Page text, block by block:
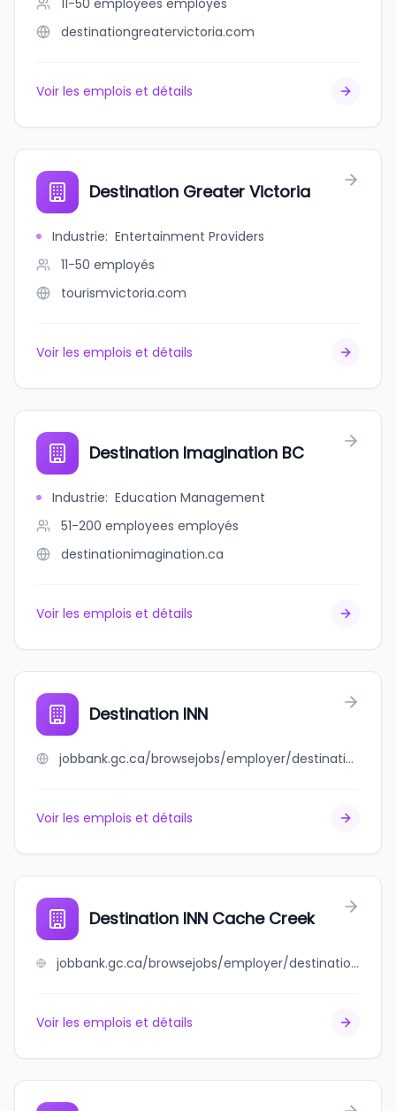
11-50 employees employés
destinationgreatervictoria.com
Voir les emplois et détails
Destination Greater Victoria
Industrie: Entertainment Providers
11-50 employés
tourismvictoria.com
Voir les emplois et détails
Destination Imagination BC
Industrie: Education Management
51-200 employees employés
destinationimagination.ca
Voir les emplois et détails
Destination INN
jobbank.gc.ca/browsejobs/employer/destination+inn/ca
Voir les emplois et détails
Destination INN Cache Creek
jobbank.gc.ca/browsejobs/employer/destination+inn+cache+creek/ca
Voir les emplois et détails